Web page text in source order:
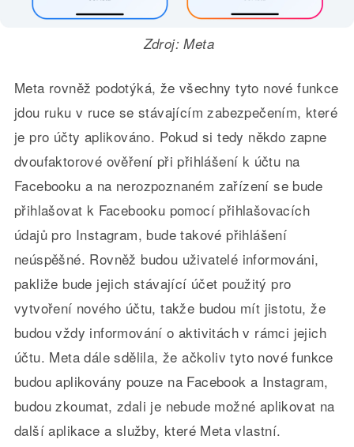
Zdroj: Meta
Meta rovněž podotýká, že všechny tyto nové funkce
jdou ruku v ruce se stávajícím zabezpečením, které
je pro účty aplikováno. Pokud si tedy někdo zapne
dvoufaktorové ověření při přihlášení k účtu na
Facebooku a na nerozpoznaném zařízení se bude
přihlašovat k Facebooku pomocí přihlašovacích
údajů pro Instagram, bude takové přihlášení
neúspěšné. Rovněž budou uživatelé informováni,
pakliže bude jejich stávající účet použitý pro
vytvoření nového účtu, takže budou mít jistotu, že
budou vždy informování o aktivitách v rámci jejich
účtu. Meta dále sdělila, že ačkoliv tyto nové funkce
budou aplikovány pouze na Facebook a Instagram,
budou zkoumat, zdali je nebude možné aplikovat na
další aplikace a služby, které Meta vlastní.